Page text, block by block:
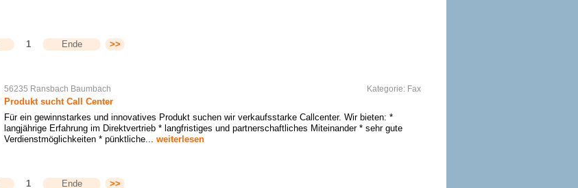
1 Ende >>
56235 Ransbach Baumbach Kategorie: Fax
Produkt sucht Call Center
Für ein gewinnstarkes und innovatives Produkt suchen wir verkaufsstarke Callcenter. Wir bieten: *
langjährige Erfahrung im Direktvertrieb * langfristiges und partnerschaftliches Miteinander * sehr gute
Verdienstmöglichkeiten * pünktliche... weiterlesen
1 Ende >>